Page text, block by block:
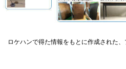
ロケハンで得た情報をもとに作成された